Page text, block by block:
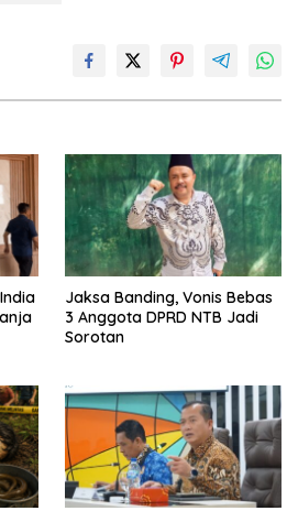
Jaksa Banding, Vonis Bebas
3 Anggota DPRD NTB Jadi
Sorotan